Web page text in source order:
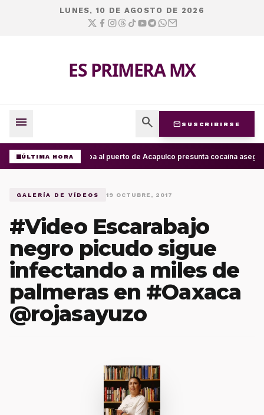
LUNES, 10 DE AGOSTO DE 2026
ES PRIMERA MX
menu search mail SUSCRIBIRSE
ÚLTIMA HORA Arriba al puerto de Acapulco presunta cocaína
GALERÍA DE VÍDEOS 19 OCTUBRE, 2017
#Video Escarabajo
negro picudo sigue
infectando a miles de
palmeras en #Oaxaca
@rojasayuzo